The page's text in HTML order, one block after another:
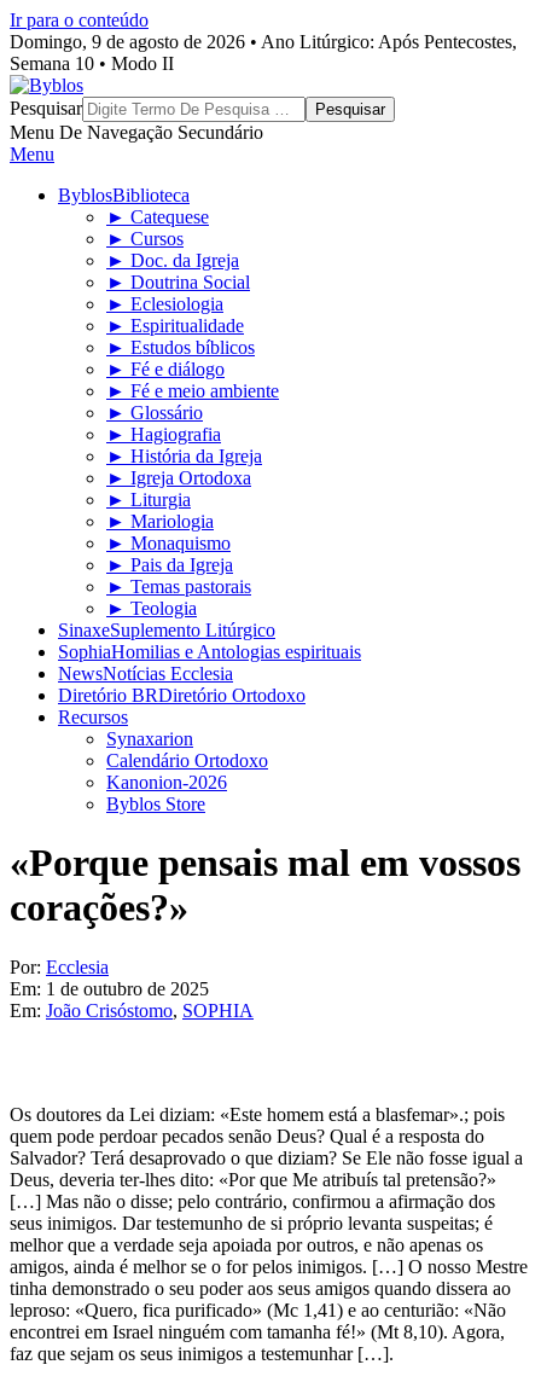
Ir para o conteúdo
Domingo, 9 de agosto de 2026 • Ano Litúrgico: Após Pentecostes,
Semana 10 • Modo II
Byblos
Pesquisar
Menu De Navegação Secundário
Menu
ByblosBiblioteca
► Catequese
► Cursos
► Doc. da Igreja
► Doutrina Social
► Eclesiologia
► Espiritualidade
► Estudos bíblicos
► Fé e diálogo
► Fé e meio ambiente
► Glossário
► Hagiografia
► História da Igreja
► Igreja Ortodoxa
► Liturgia
► Mariologia
► Monaquismo
► Pais da Igreja
► Temas pastorais
► Teologia
SinaxeSuplemento Litúrgico
SophiaHomilias e Antologias espirituais
NewsNotícias Ecclesia
Diretório BRDiretório Ortodoxo
Recursos
Synaxarion
Calendário Ortodoxo
Kanonion-2026
Byblos Store
«Porque pensais mal em vossos
corações?»
Por: Ecclesia
Em: 1 de outubro de 2025
Em: João Crisóstomo, SOPHIA
Os doutores da Lei diziam: «Este homem está a blasfemar».; pois
quem pode perdoar pecados senão Deus? Qual é a resposta do
Salvador? Terá desaprovado o que diziam? Se Ele não fosse igual a
Deus, deveria ter-lhes dito: «Por que Me atribuís tal pretensão?»
[…] Mas não o disse; pelo contrário, confirmou a afirmação dos
seus inimigos. Dar testemunho de si próprio levanta suspeitas; é
melhor que a verdade seja apoiada por outros, e não apenas os
amigos, ainda é melhor se o for pelos inimigos. […] O nosso Mestre
tinha demonstrado o seu poder aos seus amigos quando dissera ao
leproso: «Quero, fica purificado» (Mc 1,41) e ao centurião: «Não
encontrei em Israel ninguém com tamanha fé!» (Mt 8,10). Agora,
faz que sejam os seus inimigos a testemunhar […].